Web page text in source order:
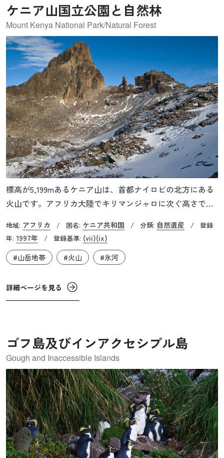
ケニア山国立公園と自然林
Mount Kenya National Park/Natural Forest
標高が5,199mあるケニア山は、首都ナイロビの北方にある
火山です。アフリカ大陸でキリマンジャロに次ぐ高さで、
れています。国立公園に指定されているのはこのケニア山
の標高3,350m以上のエリアで、そこにはキク科のジャイア
ントセネシオなどが見られます。これは高山植物としては
す。この世界遺産「ケニア山国立公園と自然林」は、2013
年には、ケニア山の麓に位置するレワ野生生物保全地域な
地域: アフリカ / 国名: ケニア共和国 / 分類: 自然遺産 /
登録
年: 1997年 / 登録基準: (vii)(ix)
#山岳地帯
#火山 #氷河
詳細ページを見る
ゴフ島及びインアクセシブル島
Gough and Inaccessible Islands